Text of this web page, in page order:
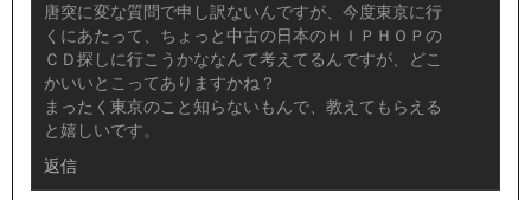
唐突に変な質問で申し訳ないんですが、今度東京に行
くにあたって、ちょっと中古の日本のＨＩＰＨＯＰの
ＣＤ探しに行こうかななんて考えてるんですが、どこ
かいいとこってありますかね？
まったく東京のこと知らないもんで、教えてもらえる
と嬉しいです。
返信